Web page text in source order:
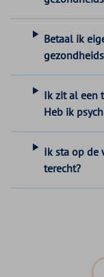
Betaal ik
Ik zit al een
Heb ik
Ik sta op de
terecht?